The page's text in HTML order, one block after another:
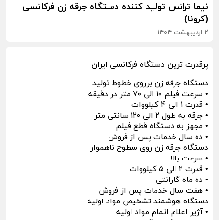
نیما ترانس تولید کننده دستگاه جرقه زن فرکانسی
(کرونا)
۲ اردیبهشت ۱۴۰۴
پرقدرت ترین دستگاه فرکانسی ایران
دستگاه جرقه زن برروی خطوط تولید
• سرعت فیلم ۱۰ الی ۷۰ متر در دقیقه
• قدرت ۱ الی ۴ کیلووات
• جرقه به طول ۲ الی ۱۲۰ سانتی متر
• مجهز به دستگاه قطع فیلم
• ده سال خدمات پس از فروش
دستگاه جرقه زن روی سطوح ناهموار
• سرعت بالا
• قدرت ۲ الی ۵ کیلووات
• ده ماه گارانتی
• هفت سال خدمات پس از فروش
دستگاه هوشمند تشخیص مواد اولیه
• آژیر اعلام اتمام مواد اولیه